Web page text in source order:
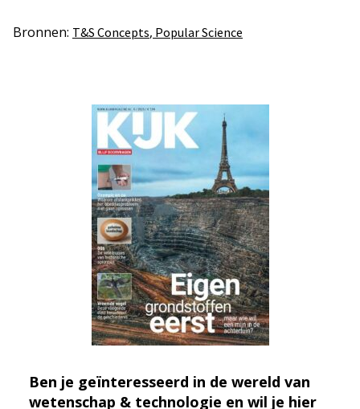
Bronnen: T&S Concepts, Popular Science
Ben je geïnteresseerd in de wereld van
wetenschap & technologie en wil je hier